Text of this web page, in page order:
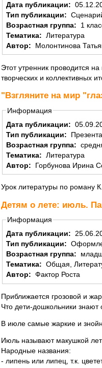
Дата публикации:
Тип публикации:
Возрастная группа:
1
Тематика: Литература
Автор:
Молонтинова
Этот утренник проводится
творческих и коллективных
"Взгляните на мир
Информация
Дата публикации:
Тип публикации:
Возрастная группа:
Тематика: Литература
Автор:
Горбунова Ирина
Урок литературы по роману
Детям о лете: июль.
Информация
Дата публикации:
Тип публикации:
Возрастная группа:
Тематика: Общая,
Автор: Фактор Роста
Приближается грозовой и
Что дети-дошкольники
В июле самые жаркие и
Июль называют макушкой
Народные названия:
- липень или липец, т.к.